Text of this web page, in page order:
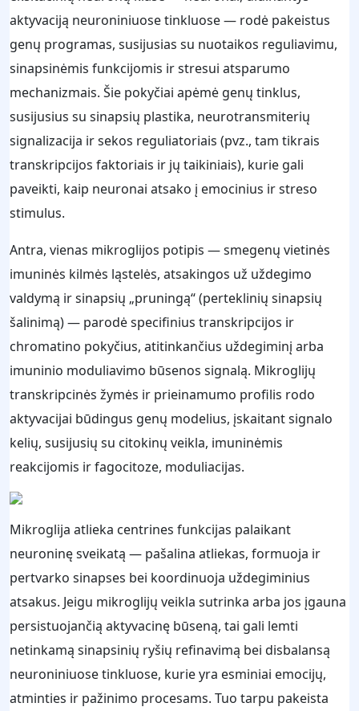
aktyvaciją neuroniniuose tinkluose — rodė pakeistus
genų programas, susijusias su nuotaikos reguliavimu,
sinapsinėmis funkcijomis ir stresui atsparumo
mechanizmais. Šie pokyčiai apėmė genų tinklus,
susijusius su sinapsių plastika, neurotransmiterių
signalizacija ir sekos reguliatoriais (pvz., tam tikrais
transkripcijos faktoriais ir jų taikiniais), kurie gali
paveikti, kaip neuronai atsako į emocinius ir streso
stimulus.
Antra, vienas mikroglijos potipis — smegenų vietinės
imuninės kilmės ląstelės, atsakingos už uždegimo
valdymą ir sinapsių „pruningą“ (perteklinių sinapsių
šalinimą) — parodė specifinius transkripcijos ir
chromatino pokyčius, atitinkančius uždegiminį arba
imuninio moduliavimo būsenos signalą. Mikroglijų
transkripcinės žymės ir prieinamumo profilis rodo
aktyvacijai būdingus genų modelius, įskaitant signalo
kelių, susijusių su citokinų veikla, imuninėmis
reakcijomis ir fagocitoze, moduliacijas.
Mikroglija atlieka centrines funkcijas palaikant
neuroninę sveikatą — pašalina atliekas, formuoja ir
pertvarko sinapses bei koordinuoja uždegiminius
atsakus. Jeigu mikroglijų veikla sutrinka arba jos įgauna
persistuojančią aktyvacinę būseną, tai gali lemti
netinkamą sinapsinių ryšių refinavimą bei disbalansą
neuroniniuose tinkluose, kurie yra esminiai emocijų,
atminties ir pažinimo procesams. Tuo tarpu pakeista